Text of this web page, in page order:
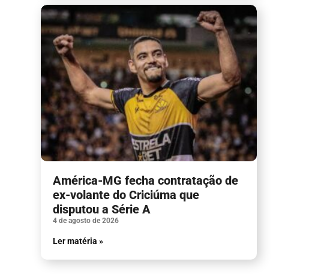
América-MG fecha contratação de
ex-volante do Criciúma que
disputou a Série A
4 de agosto de 2026
Ler matéria »